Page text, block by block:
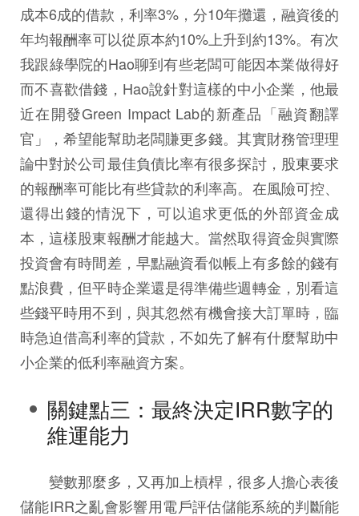
成本6成的借款，利率3%，分10年攤還，融資後的
年均報酬率可以從原本約10%上升到約13%。有次
我跟綠學院的Hao聊到有些老闆可能因本業做得好
而不喜歡借錢，Hao說針對這樣的中小企業，他最
近在開發Green Impact Lab的新產品「融資翻譯
官」，希望能幫助老闆賺更多錢。其實財務管理理
論中對於公司最佳負債比率有很多探討，股東要求
的報酬率可能比有些貸款的利率高。在風險可控、
還得出錢的情況下，可以追求更低的外部資金成
本，這樣股東報酬才能越大。當然取得資金與實際
投資會有時間差，早點融資看似帳上有多餘的錢有
點浪費，但平時企業還是得準備些週轉金，別看這
些錢平時用不到，與其忽然有機會接大訂單時，臨
時急迫借高利率的貸款，不如先了解有什麼幫助中
小企業的低利率融資方案。
關鍵點三：最終決定IRR數字的
維運能力
變數那麼多，又再加上槓桿，很多人擔心表後
儲能IRR之亂會影響用電戶評估儲能系統的判斷能